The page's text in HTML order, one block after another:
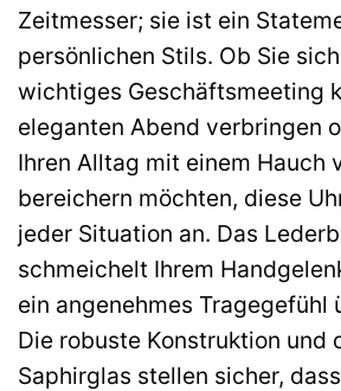
Zeitmesser; sie ist ein
persönlichen Stils. Ob Sie
wichtiges Geschäftsmeeting
eleganten Abend verbringen
Ihren Alltag mit einem Hauch
bereichern möchten, diese
jeder Situation an. Das
schmeichelt Ihrem
ein angenehmes Tragegefühl
Die robuste Konstruktion und
Saphirglas stellen sicher,